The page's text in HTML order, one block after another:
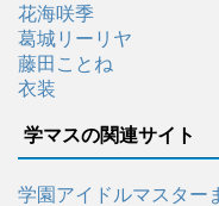
花海咲季
葛城リーリヤ
藤田ことね
衣装
学マスの関連サイト
学園アイドルマスター